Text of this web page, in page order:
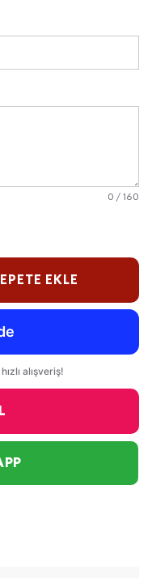
0 / 160
EKLE